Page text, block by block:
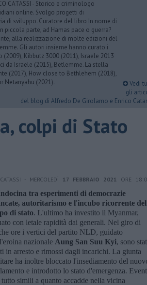
CATASSI - Storico e criminologo
online. Svolgo progetti di
di sviluppo. Curatore del libro In nome di
parte, ad Hamas pace o guerra?
alla realizzazione di molte edizioni del
Gli autori insieme hanno curato i
Kibbutz 3000 (2011), Israele 2013
da Israele (2015), Betlemme. La stella
(2017), How close to Bethlehem (2018),
Netanyahu (2021).
Vedi
gli
del blog di Alfredo De Girolamo e Enrico
colpi di Stato
- MERCOLEDÌ 17 FEBBRAIO 2021 ORE
tra esperimenti di democrazie
autoritarismo e l'incubo ricorrente del
di stato. L'ultimo ha investito il Myanmar,
con letale rapidità dai generali. Nel giro di
ore i vertici del partito NLD, guidato
nazionale Aung San Suu Kyi, sono
in arresto e rimossi dagli incarichi. La giunta
ha inoltre bloccato l'insediamento del
e introdotto lo stato d'emergenza.
tutto simili a quanto accadde nella vicina